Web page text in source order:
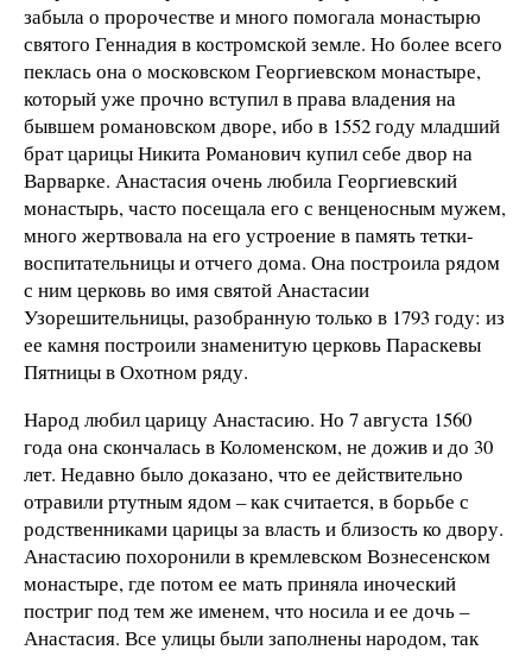
забыла о пророчестве и много помогала монастырю
святого Геннадия в костромской земле. Но более всего
пеклась она о московском Георгиевском монастыре,
который уже прочно вступил в права владения на
бывшем романовском дворе, ибо в 1552 году младший
брат царицы Никита Романович купил себе двор на
Варварке. Анастасия очень любила Георгиевский
монастырь, часто посещала его с венценосным мужем,
много жертвовала на его устроение в память тетки-
воспитательницы и отчего дома. Она построила рядом
с ним церковь во имя святой Анастасии
Узорешительницы, разобранную только в 1793 году: из
ее камня построили знаменитую церковь Параскевы
Пятницы в Охотном ряду.
Народ любил царицу Анастасию. Но 7 августа 1560
года она скончалась в Коломенском, не дожив и до 30
лет. Недавно было доказано, что ее действительно
отравили ртутным ядом – как считается, в борьбе с
родственниками царицы за власть и близость ко двору.
Анастасию похоронили в кремлевском Вознесенском
монастыре, где потом ее мать приняла иноческий
постриг под тем же именем, что носила и ее дочь –
Анастасия. Все улицы были заполнены народом, так